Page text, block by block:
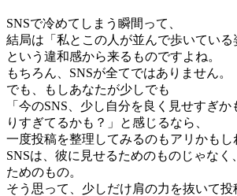
SNSで冷めてしまう瞬間って、
結局は「私とこの人が並んで歩いている
という違和感から来るものですよね。
もちろん、SNSが全てではありません。
でも、もしあなたが少しでも
「今のSNS、少し自分を良く見せすぎ
りすぎてるかも？」と感じるなら、
一度投稿を整理してみるのもアリかもし
SNSは、彼に見せるためのものじゃなく
ためのもの。
そう思って、少しだけ肩の力を抜いて投